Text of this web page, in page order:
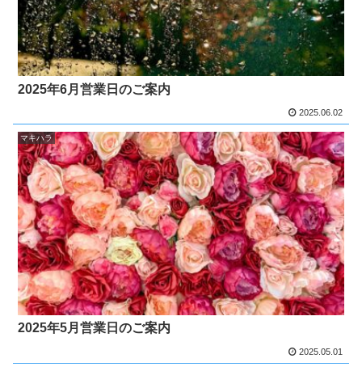
2025年6月営業日のご案内
2025.06.02
マキハラ
2025年5月営業日のご案内
2025.05.01